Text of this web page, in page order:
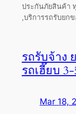
ประกันภัยสินค้า
,บริการรถรับยก
รถรับจ้าง
รถเฮี๊ยบ
Mar 18,